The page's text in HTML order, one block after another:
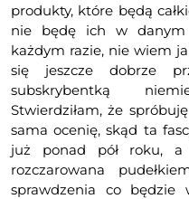
produkty, które będą
nie będę ich w danym
każdym razie, nie wiem
się jeszcze dobrze
subskrybentką
Stwierdziłam, że
sama ocenię, skąd ta
już ponad pół roku,
rozczarowana
sprawdzenia co będzie